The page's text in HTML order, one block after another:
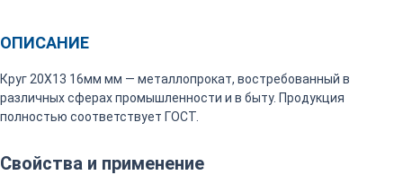
ОПИСАНИЕ
Круг 20Х13 16мм мм — металлопрокат, востребованный в
различных сферах промышленности и в быту. Продукция
полностью соответствует ГОСТ.
Свойства и применение